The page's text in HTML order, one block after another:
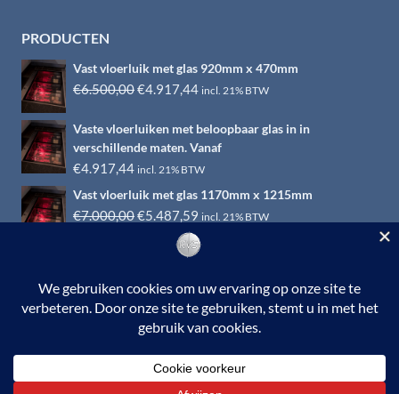
PRODUCTEN
Vast vloerluik met glas 920mm x 470mm
€6.500,00Oorspronkelijke
was:
€6.500,00.
€4.917,44Huidige
is:
€4.917,44.
incl. 21% BTW
Vaste vloerluiken met beloopbaar glas in in
verschillende maten. Vanaf
€4.917,44 incl. 21% BTW
Vast vloerluik met glas 1170mm x 1215mm
€7.000,00Oorspronkelijke
€5.487,59 Huidige
prijs
is:
incl. 21% BTW
© 2026 RVS-woonwinkel.nl is een onderdeel van HTI-RVS |
BTW nr. NL002145483B31 | KvKnr. 09088773 | NL95
RABO 010.12.95.251 | Web ontwerp:EYE-